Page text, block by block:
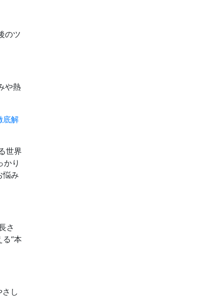
のツ
や熱
底解
世界
り
悩み
さ
“本
し